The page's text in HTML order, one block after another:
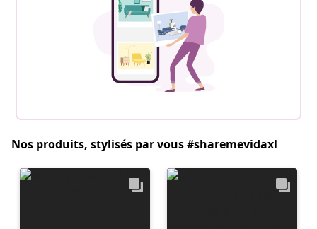
Nos produits, stylisés par vous #sharemevidaxl